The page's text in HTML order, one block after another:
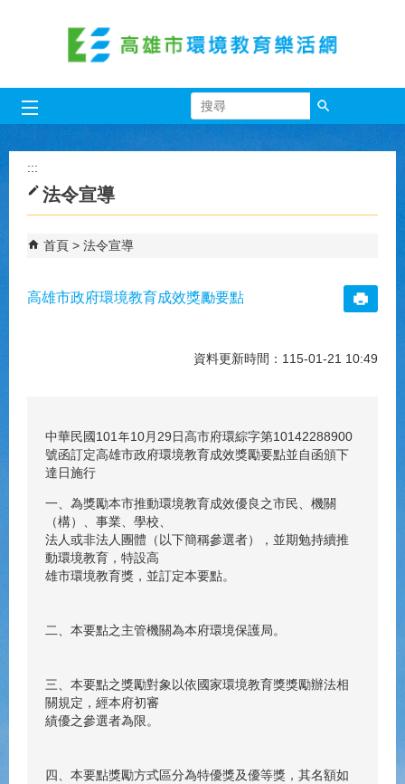
搜尋
:::
法令宣導
首頁 法令宣導
高雄市政府環境教育成效獎勵要點
資料更新時間：115-01-21 10:49
中華民國101年10月29日高市府環綜字第10142288900
號函訂定高雄市政府環境教育成效獎勵要點並自函頒下
達日施行
一、為獎勵本市推動環境教育成效優良之市民、機關
（構）、事業、學校、
法人或非法人團體（以下簡稱參選者），並期勉持續推
動環境教育，特設高
雄市環境教育獎，並訂定本要點。
二、本要點之主管機關為本府環境保護局。
三、本要點之獎勵對象以依國家環境教育獎獎勵辦法相
關規定，經本府初審
績優之參選者為限。
四、本要點獎勵方式區分為特優獎及優等獎，其名額如